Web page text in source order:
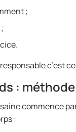
;
c’est
:
commence
: